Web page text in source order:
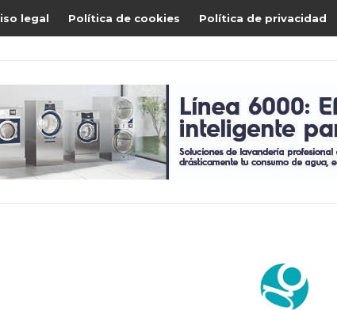
legal Política de cookies Política de privacidad